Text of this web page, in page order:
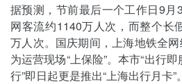
据预测，节前最后一个工作日9月
网客流约1140万人次，而整个长
万人次。国庆期间，上海地铁全
为运营现场“上保险”。本市“出行
行”即日起更是推出“上海出行月卡”。